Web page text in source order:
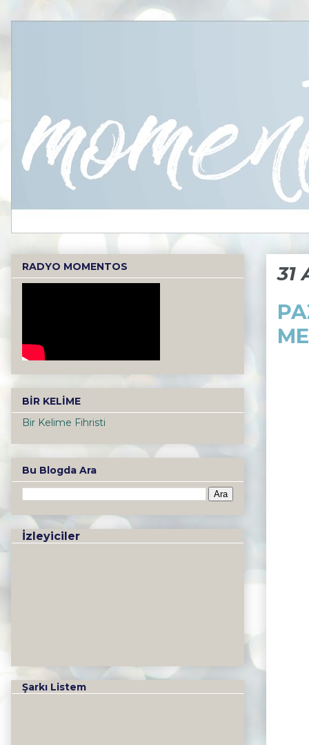
31
RADYO MOMENTOS
BİR KELİME
Bir Kelime Fihristi
Bu Blogda Ara
İzleyiciler
Şarkı Listem